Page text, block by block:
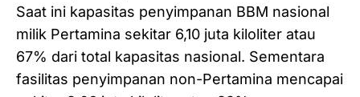
Saat ini kapasitas penyimpanan BBM nasional
milik Pertamina sekitar 6,10 juta kiloliter atau
67% dari total kapasitas nasional. Sementara
fasilitas penyimpanan non-Pertamina mencapai